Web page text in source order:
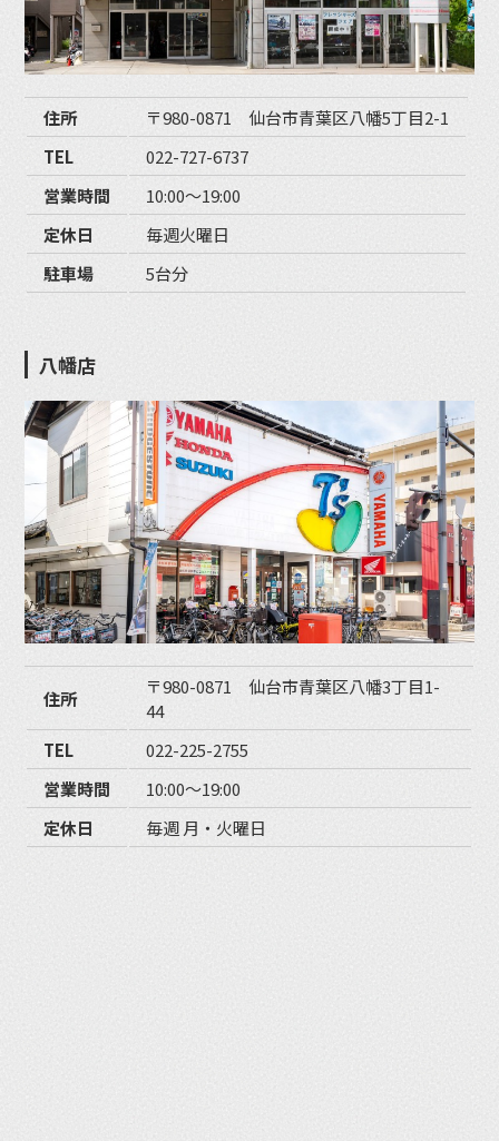
住所
〒980-0871 仙台市青葉区八幡5丁目2-1
TEL
022-727-6737
営業時間
10:00〜19:00
定休日
毎週火曜日
駐車場
5台分
八幡店
住所
〒980-0871 仙台市青葉区八幡3丁目1-
44
TEL
022-225-2755
営業時間
10:00〜19:00
定休日
毎週 月・火曜日